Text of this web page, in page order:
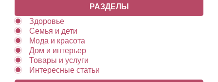
РАЗДЕЛЫ
Здоровье
Семья и дети
Мода и красота
Дом и интерьер
Товары и услуги
Интересные статьи